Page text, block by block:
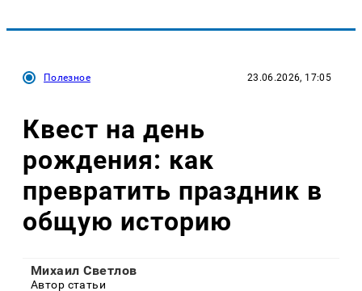
Полезное 23.06.2026, 17:05
Квест на день
рождения: как
превратить праздник в
общую историю
Михаил Светлов
Автор статьи